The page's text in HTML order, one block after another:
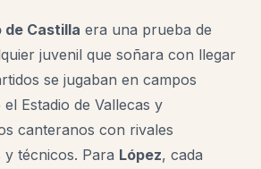
de Castilla era una prueba de
juvenil que soñara con llegar
se jugaban en campos
Estadio de Vallecas y
canteranos con rivales
y técnicos. Para López, cada